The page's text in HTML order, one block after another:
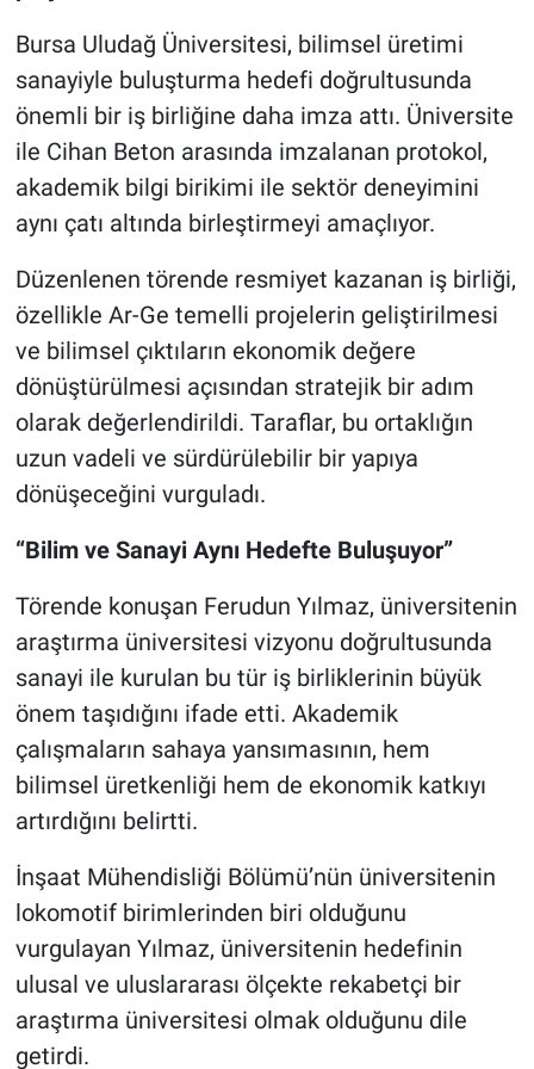
Bursa Uludağ Üniversitesi, bilimsel üretimi
sanayiyle buluşturma hedefi doğrultusunda
önemli bir iş birliğine daha imza attı. Üniversite
ile Cihan Beton arasında imzalanan protokol,
akademik bilgi birikimi ile sektör deneyimini
aynı çatı altında birleştirmeyi amaçlıyor.
Düzenlenen törende resmiyet kazanan iş birliği,
özellikle Ar-Ge temelli projelerin geliştirilmesi
ve bilimsel çıktıların ekonomik değere
dönüştürülmesi açısından stratejik bir adım
olarak değerlendirildi. Taraflar, bu ortaklığın
uzun vadeli ve sürdürülebilir bir yapıya
dönüşeceğini vurguladı.
“Bilim ve Sanayi Aynı Hedefte Buluşuyor”
Törende konuşan Ferudun Yılmaz, üniversitenin
araştırma üniversitesi vizyonu doğrultusunda
sanayi ile kurulan bu tür iş birliklerinin büyük
önem taşıdığını ifade etti. Akademik
çalışmaların sahaya yansımasının, hem
bilimsel üretkenliği hem de ekonomik katkıyı
artırdığını belirtti.
İnşaat Mühendisliği Bölümü’nün üniversitenin
lokomotif birimlerinden biri olduğunu
vurgulayan Yılmaz, üniversitenin hedefinin
ulusal ve uluslararası ölçekte rekabetçi bir
araştırma üniversitesi olmak olduğunu dile
getirdi.
Nöbetçi Eczaneler